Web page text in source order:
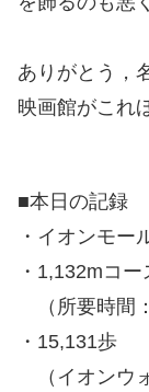
ありがとう，
映画館がこれ
■本日の記録
・イオンモー
・1,132mコー
（所要時間
・15,131歩
（イオンウ